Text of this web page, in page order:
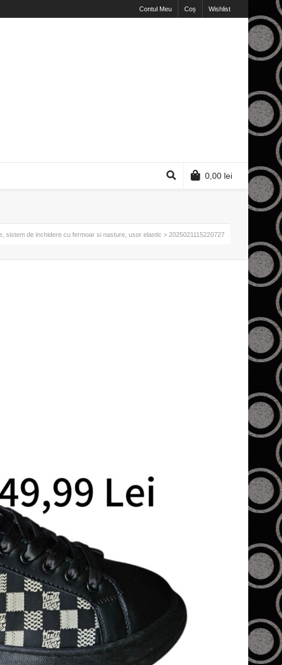
Contul Meu Coș Wishlist
0,00 lei
sistem de inchidere cu fermoar si nasture, usor elastic > 2025021115220727